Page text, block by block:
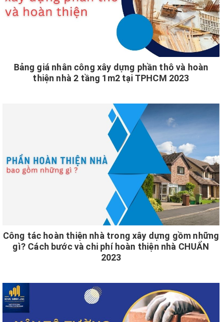
Bảng giá nhân công xây dựng phần thô và hoàn
thiện nhà 2 tầng 1m2 tại TPHCM 2023
Công tác hoàn thiện nhà trong xây dựng gồm những
gì? Cách bước và chi phí hoàn thiện nhà CHUẨN
2023